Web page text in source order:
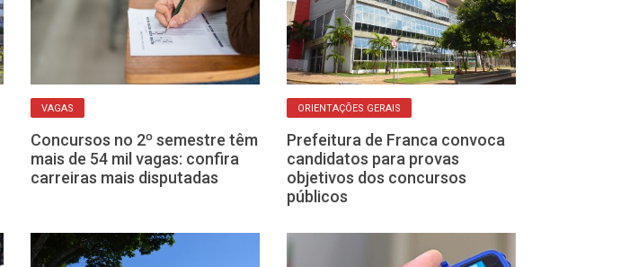
VAGAS
Concursos no 2º semestre têm
mais de 54 mil vagas: confira
carreiras mais disputadas
ORIENTAÇÕES GERAIS
Prefeitura de Franca convoca
candidatos para provas
objetivos dos concursos
públicos